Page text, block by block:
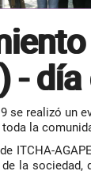
-
se realizó un
la
ITCHA-
la